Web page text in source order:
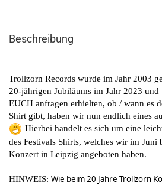
Beschreibung
Trollzorn Records wurde im Jahr 2003
20-jährigen Jubiläums im Jahr 2023
EUCH anfragen erhielten, ob / wann es
Shirt gibt, haben wir nun endlich eines
Hierbei handelt es sich um eine
des Festivals Shirts, welches wir im Juni
Konzert in Leipzig angeboten haben.
HINWEIS: Wie beim 20 Jahre Trollzorn